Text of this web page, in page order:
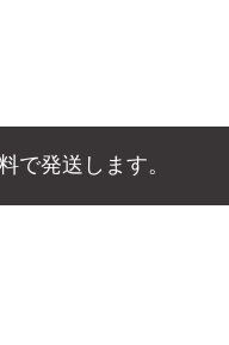
で発送します。